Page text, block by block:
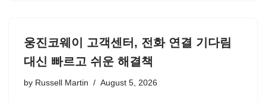
웅진코웨이 고객센터, 전화 연결 기다림
대신 빠르고 쉬운 해결책
by Russell Martin August 5, 2026